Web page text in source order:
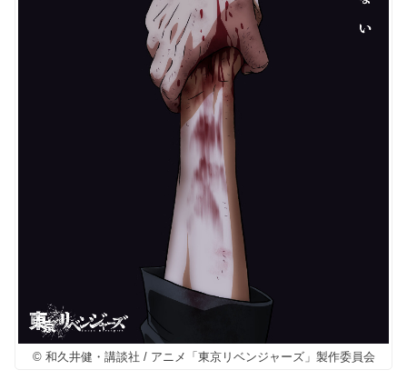
© 和久井健・講談社 / アニメ「東京リベンジャーズ」製作委員会